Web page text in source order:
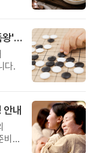
제3회 서초구 아버지센터배 '매너 바둑왕' 대회
다.
안내
비해